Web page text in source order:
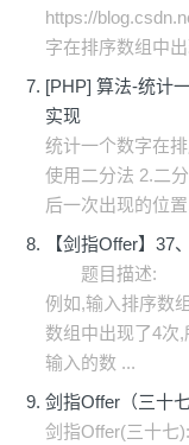
https://
字在排序数组中
[PHP] 算法-统计
实现
统计一个数字在
使用二分法 2.二
后一次出现的位
【剑指Offer】37
题目描述: 统
例如,输入排序数
数组中出现了
输入的数 ...
剑指Offer（三十
剑指Offer(三十七